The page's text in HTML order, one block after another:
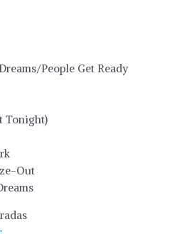
People Get Ready
Tonight)
Out